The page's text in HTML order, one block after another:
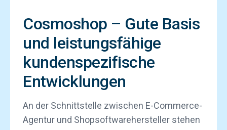
Cosmoshop – Gute Basis
und leistungsfähige
kundenspezifische
Entwicklungen
An der Schnittstelle zwischen E-Commerce-
Agentur und Shopsoftwarehersteller stehen